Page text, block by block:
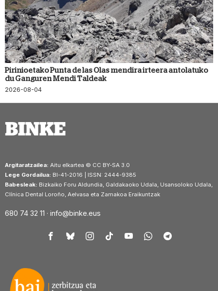
Pirinioetako Punta de las Olas mendira irteera antolatuko
du Ganguren Mendi Taldeak
2026-08-04
Argitaratzailea: Aitu elkartea © CC BY-SA 3.0
Lege Gordailua: BI-41-2016 | ISSN: 2444-9385
Babesleak: Bizkaiko Foru Aldundia, Galdakaoko Udala, Usansoloko Udala,
Clínica Dental Loroño, Aelvasa eta Zamakoa Eraikuntzak
680 74 32 11 · info@binke.eus